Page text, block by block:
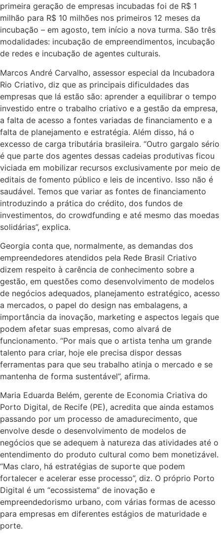
primeira geração de empresas incubadas foi de R$ 1
milhão para R$ 10 milhões nos primeiros 12 meses da
incubação – em agosto, tem início a nova turma. São três
modalidades: incubação de empreendimentos, incubação
de redes e incubação de agentes culturais.
Marcos André Carvalho, assessor especial da Incubadora
Rio Criativo, diz que as principais dificuldades das
empresas que lá estão são: aprender a equilibrar o tempo
investido entre o trabalho criativo e a gestão da empresa,
a falta de acesso a fontes variadas de financiamento e a
falta de planejamento e estratégia. Além disso, há o
excesso de carga tributária brasileira. “Outro gargalo sério
é que parte dos agentes dessas cadeias produtivas ficou
viciada em mobilizar recursos exclusivamente por meio de
editais de fomento público e leis de incentivo. Isso não é
saudável. Temos que variar as fontes de financiamento
introduzindo a prática do crédito, dos fundos de
investimentos, do crowdfunding e até mesmo das moedas
solidárias”, explica.
Georgia conta que, normalmente, as demandas dos
empreendedores atendidos pela Rede Brasil Criativo
dizem respeito à carência de conhecimento sobre a
gestão, em questões como desenvolvimento de modelos
de negócios adequados, planejamento estratégico, acesso
a mercados, o papel do design nas embalagens, a
importância da inovação, marketing e aspectos legais que
podem afetar suas empresas, como alvará de
funcionamento. “Por mais que o artista tenha um grande
talento para criar, hoje ele precisa dispor dessas
ferramentas para que seu trabalho atinja o mercado e se
mantenha de forma sustentável”, afirma.
Maria Eduarda Belém, gerente de Economia Criativa do
Porto Digital, de Recife (PE), acredita que ainda estamos
passando por um processo de amadurecimento, que
envolve desde o desenvolvimento de modelos de
negócios que se adequem à natureza das atividades até o
entendimento do produto cultural como bem monetizável.
“Mas claro, há estratégias de suporte que podem
fortalecer e acelerar esse processo”, diz. O próprio Porto
Digital é um “ecossistema” de inovação e
empreendedorismo urbano, com várias formas de acesso
para empresas em diferentes estágios de maturidade e
porte.